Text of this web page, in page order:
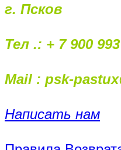
г. Псков
Тел .: + 7 900
Mail : psk-
Написать нам